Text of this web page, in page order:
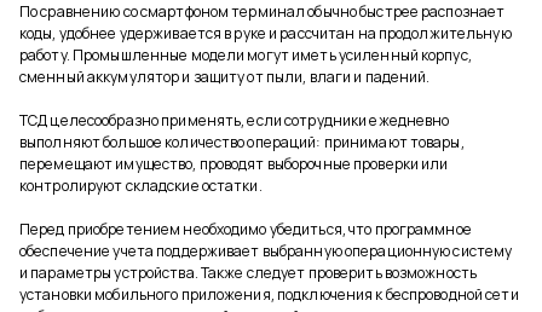
По сравнению со смартфоном терминал обычно быстрее распознает
коды, удобнее удерживается в руке и рассчитан на продолжительную
работу. Промышленные модели могут иметь усиленный корпус,
сменный аккумулятор и защиту от пыли, влаги и падений.
ТСД целесообразно применять, если сотрудники ежедневно
выполняют большое количество операций: принимают товары,
перемещают имущество, проводят выборочные проверки или
контролируют складские остатки.
Перед приобретением необходимо убедиться, что программное
обеспечение учета поддерживает выбранную операционную систему
и параметры устройства. Также следует проверить возможность
установки мобильного приложения, подключения к беспроводной сети